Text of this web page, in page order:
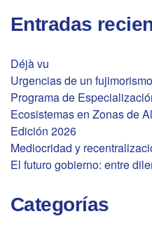
Entradas
Déjà vu
Urgencias de un
Programa de
Ecosistemas en Zonas de
Edición 2026
Mediocridad y
El futuro gobierno: entre
Categorías